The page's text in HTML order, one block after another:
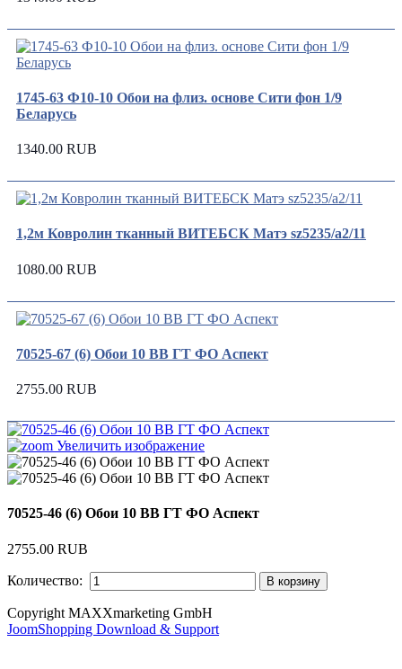
1745-63 Ф10-10 Обои на флиз. основе Сити фон 1/9
Беларусь
1340.00 RUB
1,2м Ковролин тканный ВИТЕБСК Матэ sz5235/а2/11
1080.00 RUB
70525-67 (6) Обои 10 ВВ ГТ ФО Аспект
2755.00 RUB
Увеличить изображение
70525-46 (6) Обои 10 ВВ ГТ ФО Аспект
2755.00 RUB
Количество:
Copyright MAXXmarketing GmbH
JoomShopping Download & Support